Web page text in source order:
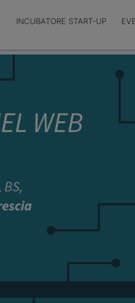
INCUBATORE START-UP